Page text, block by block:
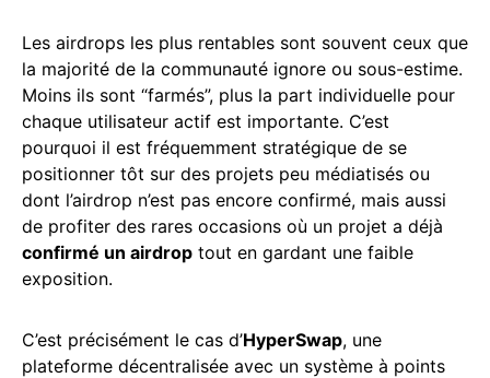
Les airdrops les plus rentables sont souvent ceux que
la majorité de la communauté ignore ou sous-estime.
Moins ils sont “farmés”, plus la part individuelle pour
chaque utilisateur actif est importante. C’est
pourquoi il est fréquemment stratégique de se
positionner tôt sur des projets peu médiatisés ou
dont l’airdrop n’est pas encore confirmé, mais aussi
de profiter des rares occasions où un projet a déjà
confirmé un airdrop tout en gardant une faible
exposition.
C’est précisément le cas d’HyperSwap, une
plateforme décentralisée avec un système à points